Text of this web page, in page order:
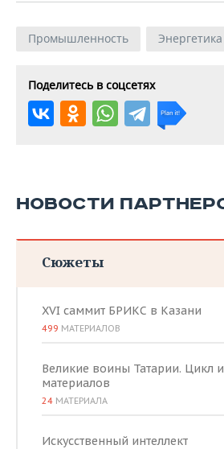
Промышленность Энергетика
Поделитесь в соцсетях
НОВОСТИ
Сюжеты
XVI саммит БРИКС в Казани
499 МАТЕРИАЛОВ
Великие воины Татарии. Цикл
материалов
24 МАТЕРИАЛА
Искусственный интеллект